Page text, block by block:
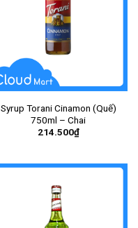
Syrup Torani Cinamon (Quế)
750ml – Chai
214.500₫